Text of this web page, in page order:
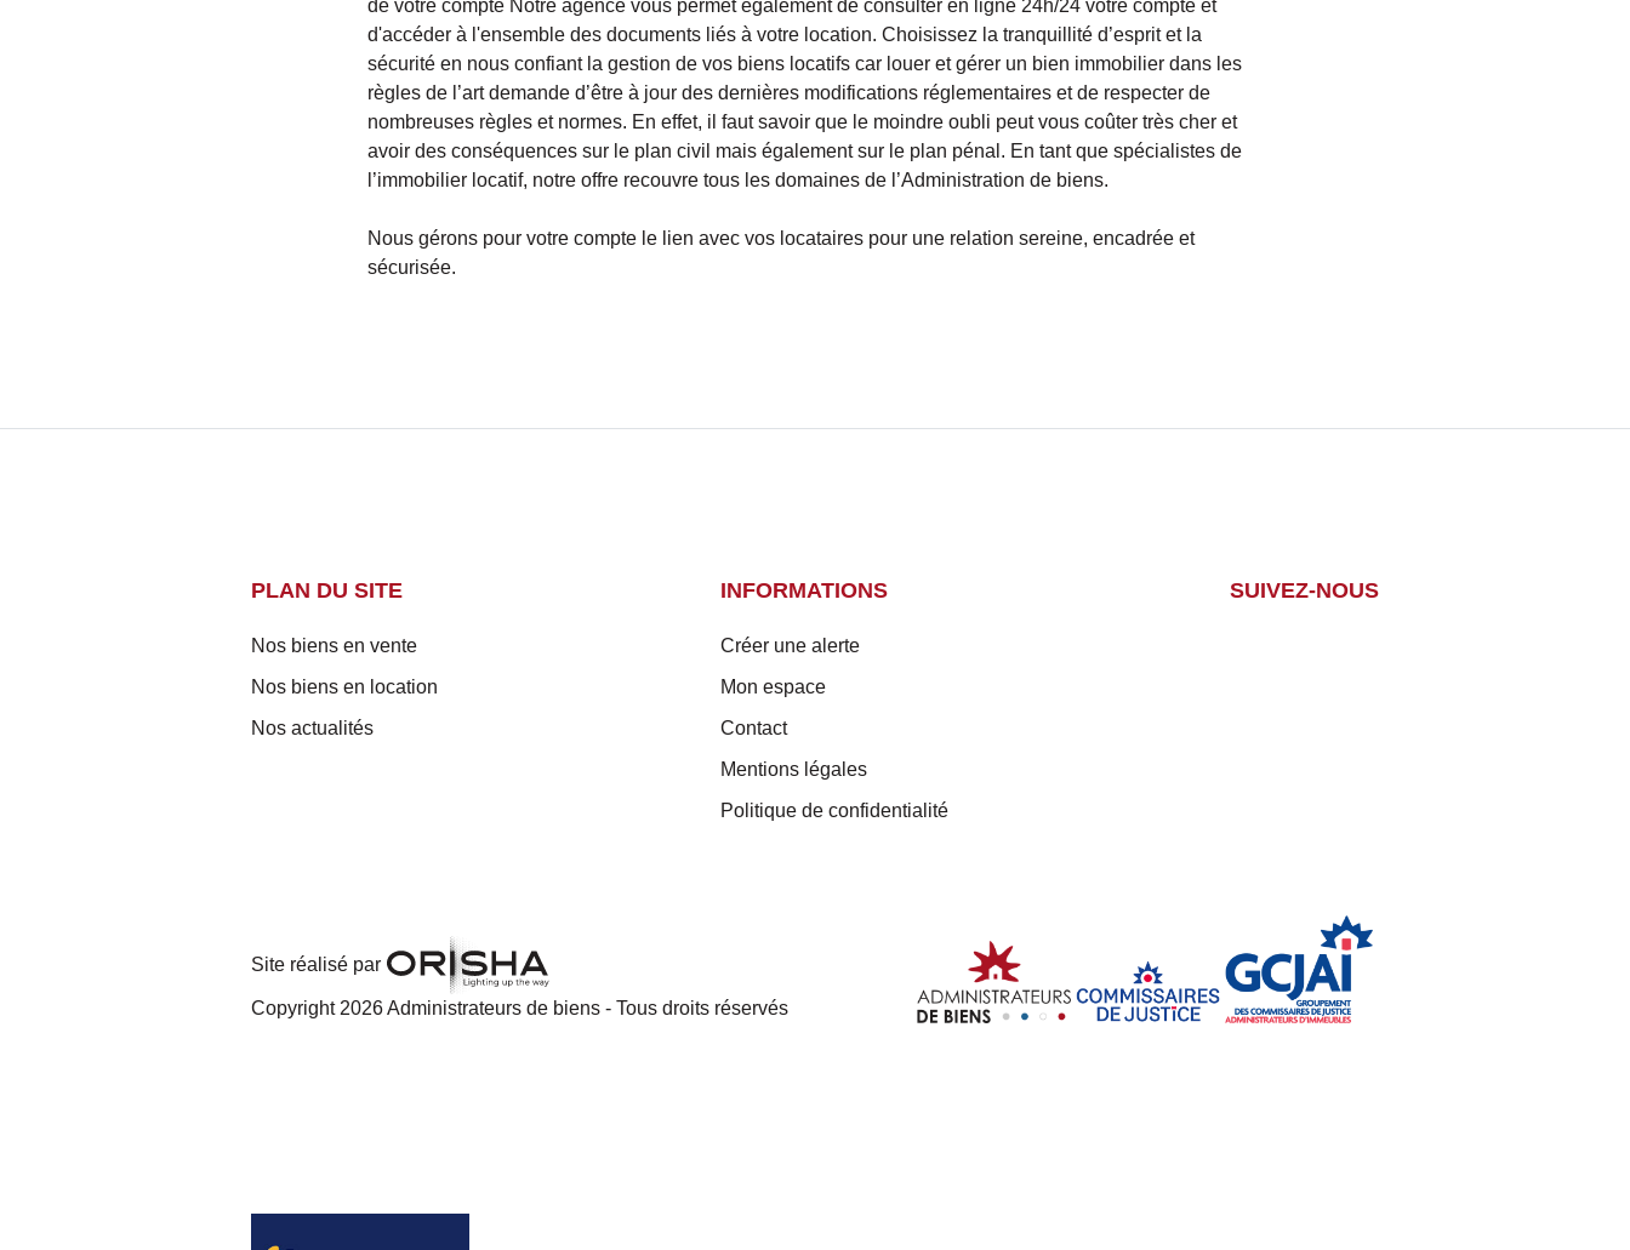
de votre compte Notre agence vous permet également de consulter en ligne 24h/24 votre compte et
d'accéder à l'ensemble des documents liés à votre location. Choisissez la tranquillité d’esprit et la
sécurité en nous confiant la gestion de vos biens locatifs car louer et gérer un bien immobilier dans les
règles de l’art demande d’être à jour des dernières modifications réglementaires et de respecter de
nombreuses règles et normes. En effet, il faut savoir que le moindre oubli peut vous coûter très cher et
avoir des conséquences sur le plan civil mais également sur le plan pénal. En tant que spécialistes de
l’immobilier locatif, notre offre recouvre tous les domaines de l’Administration de biens.
Nous gérons pour votre compte le lien avec vos locataires pour une relation sereine, encadrée et
sécurisée.
PLAN DU SITE
Nos biens en vente
Nos biens en location
Nos actualités
INFORMATIONS
Créer une alerte
Mon espace
Contact
Mentions légales
Politique de confidentialité
SUIVEZ-NOUS
Site réalisé par
Copyright 2026 Administrateurs de biens - Tous droits réservés